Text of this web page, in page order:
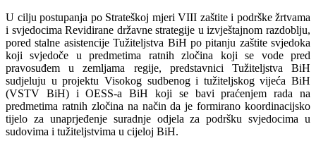
U cilju postupanja po Strateškoj mjeri VIII zaštite i podrške žrtvama
i svjedocima Revidirane državne strategije u izvještajnom razdoblju,
pored stalne asistencije Tužiteljstva BiH po pitanju zaštite svjedoka
koji svjedoče u predmetima ratnih zločina koji se vode pred
pravosuđem u zemljama regije, predstavnici Tužiteljstva BiH
sudjeluju u projektu Visokog sudbenog i tužiteljskog vijeća BiH
(VSTV BiH) i OESS-a BiH koji se bavi praćenjem rada na
predmetima ratnih zločina na način da je formirano koordinacijsko
tijelo za unaprjeđenje suradnje odjela za podršku svjedocima u
sudovima i tužiteljstvima u cijeloj BiH.